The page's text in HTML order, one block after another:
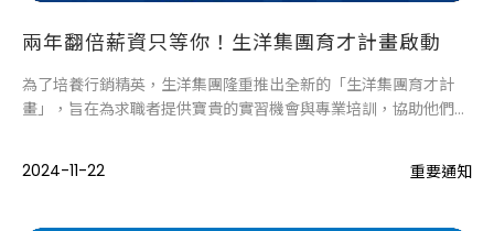
兩年翻倍薪資只等你！生洋集團育才計畫啟動
為了培養行銷精英，生洋集團隆重推出全新的「生洋集團育才計
畫」，旨在為求職者提供寶貴的實習機會與專業培訓，協助他們在
短兩年內達成職涯突破，共同開創美好的職業未來。
2024-11-22 重要通知